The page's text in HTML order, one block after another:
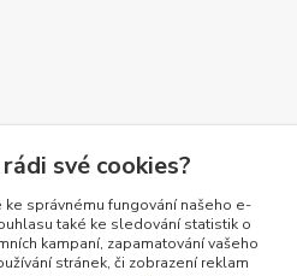
761své cookies?
správnému fungování našeho e-
také ke sledování statistik o
kampaní, zapamatování vašeho
stránek, či zobrazení reklam